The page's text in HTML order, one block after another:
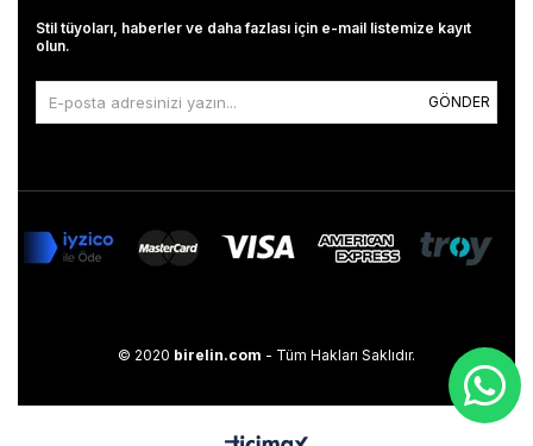
Stil tüyoları, haberler ve daha fazlası için e-mail listemize kayıt
olun.
GÖNDER
© 2020 birelin.com - Tüm Hakları Saklıdır.